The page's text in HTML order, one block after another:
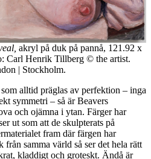
akryl på duk på pannå, 121.92 x
Carl Henrik Tillberg ©️ the artist.
| Stockholm.
alltid präglas av perfektion – inga
symmetri – så är Beavers
och ojämna i ytan. Färger har
ut som att de skulpterats på
fram där färgen har
samma värld så ser det hela rätt
kladdigt och groteskt. Ändå är